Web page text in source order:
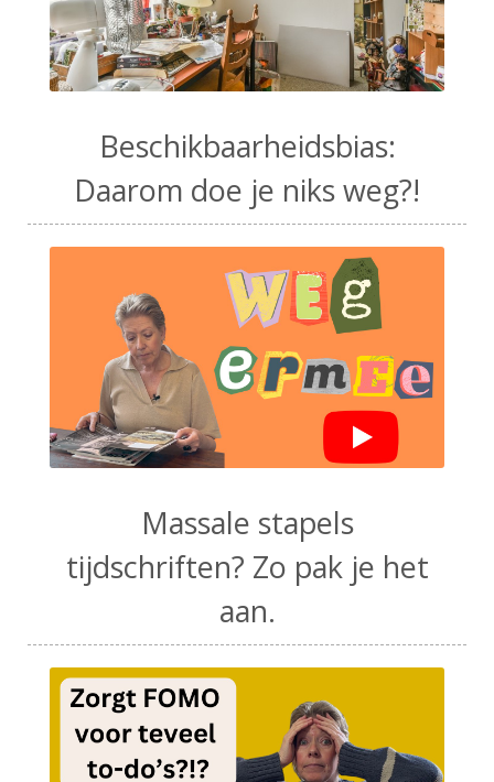
Beschikbaarheidsbias:
Daarom doe je niks weg?!
Massale stapels
tijdschriften? Zo pak je het
aan.